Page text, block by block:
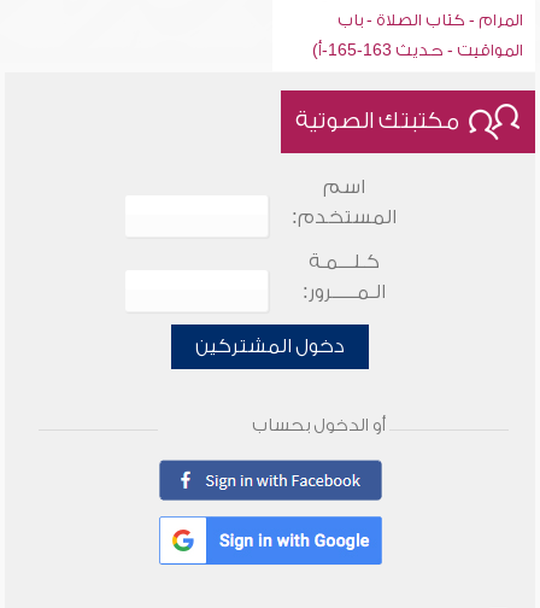
المرام - كتاب الصلاة - باب
المواقيت - حديث 163-165-أ)
مكتبتك الصوتية
اسم
المستخدم:
كـلـــمـة
الـمـــــرور:
دخول المشتركين
أو الدخول بحساب